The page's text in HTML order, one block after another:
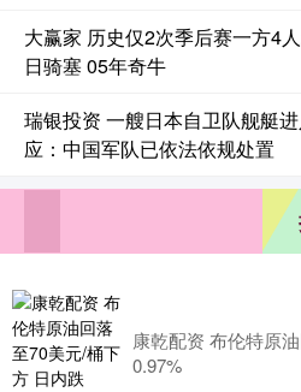
大赢家 历史仅2次季后赛一方4
日骑塞 05年奇牛
瑞银投资 一艘日本自卫队舰艇
应：中国军队已依法依规处置
康乾配资 布伦特原
0.97%